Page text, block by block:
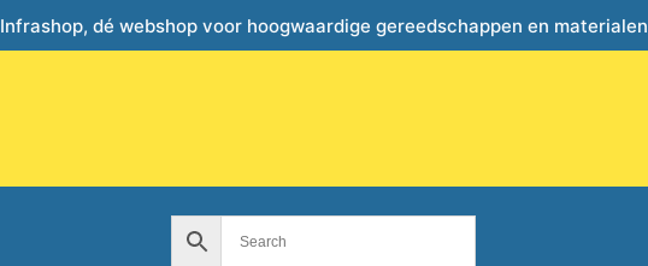
Infrashop, dé webshop voor hoogwaardige gereedschappen en materialen